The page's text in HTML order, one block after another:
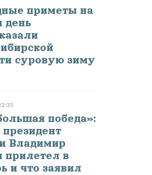
приметы на
день
суровую зиму
победа»:
Владимир
прилетел в
и что заявил